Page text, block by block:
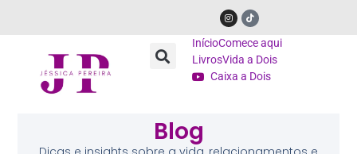
InícioComece aqui
LivrosVida a Dois
Caixa a Dois
Blog